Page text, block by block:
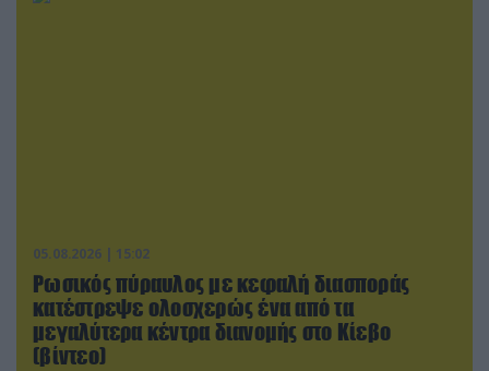
05.08.2026 | 15:02
Ρωσικός πύραυλος με κεφαλή διασποράς
κατέστρεψε ολοσχερώς ένα από τα
μεγαλύτερα κέντρα διανομής στο Κίεβο
(βίντεο)